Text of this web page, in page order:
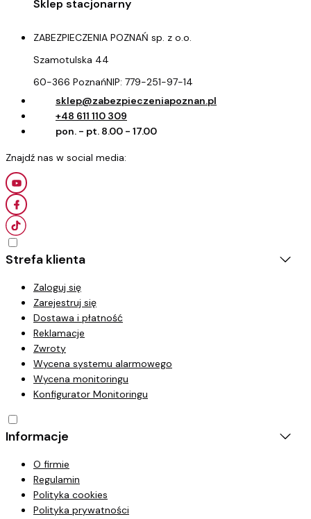
ZABEZPIECZENIA POZNAŃ sp. z o.o.
Szamotulska 44
60-366 PoznańNIP: 779-251-97-14
sklep@zabezpieczeniapoznan.pl
+48 611 110 309
pon. - pt. 8.00 - 17.00
Strefa klienta
Zaloguj się
Zarejestruj się
Dostawa i płatność
Reklamacje
Zwroty
Wycena systemu alarmowego
Wycena monitoringu
Konfigurator Monitoringu
Informacje
O firmie
Regulamin
Polityka cookies
Polityka prywatności